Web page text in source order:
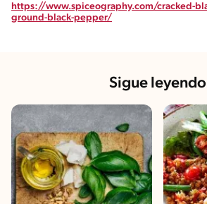
https://www.spiceography.com/cracked-
ground-black-pepper/
Sigue leyendo